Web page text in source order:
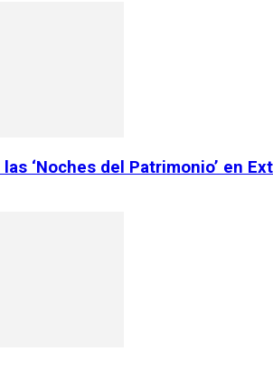
‘Noches del Patrimonio’ en